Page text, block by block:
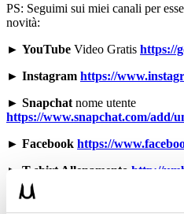
PS: Seguimi sui miei canali per
novità:
► YouTube Video Gratis https://
► Instagram https://
► Snapchat nome utente
https://www.snapchat.com/add/
► Facebook https://
► T-shirt Allenamento http://
shirt/
►http://www.il-